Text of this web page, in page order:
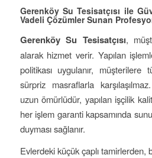
Gerenköy Su Tesisatçısı ile
Vadeli Çözümler Sunan
Gerenköy Su Tesisatçısı,
alarak hizmet verir. Yapılan
politikası uygulanır, müşterilere
sürpriz masraflarla
uzun ömürlüdür, yapılan işçilik
her işlem garanti kapsamında
duyması sağlanır.
Evlerdeki küçük çaplı